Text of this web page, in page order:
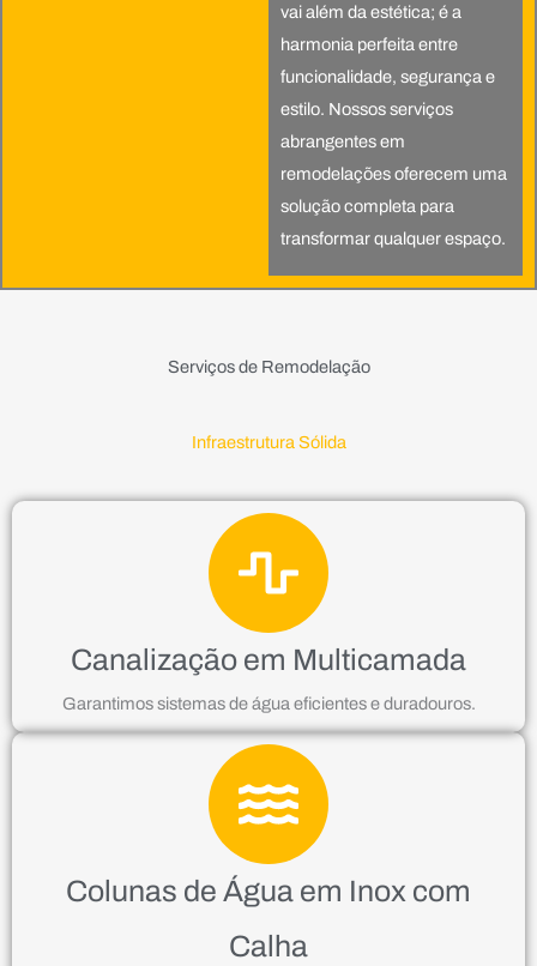
vai além da estética; é a
harmonia perfeita entre
funcionalidade, segurança e
estilo. Nossos serviços
abrangentes em
remodelações oferecem uma
solução completa para
transformar qualquer espaço.
Serviços de Remodelação
Infraestrutura Sólida
Canalização em Multicamada
Garantimos sistemas de água eficientes e duradouros.
Colunas de Água em Inox com
Calha